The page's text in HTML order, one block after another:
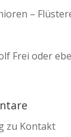
–
Frei oder
zu Kontakt